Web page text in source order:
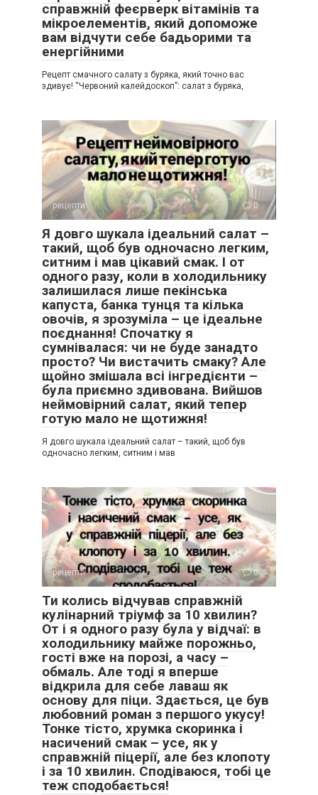
справжній феєрверк вітамінів та
мікроелементів, який допоможе
вам відчути себе бадьорими та
енергійними
Рецепт смачного салату з буряка, який точно вас
здивує! “Червоний калейдоскоп”: салат з буряка,
рецепти 0
Я довго шукала ідеальний салат –
такий, щоб був одночасно легким,
ситним і мав цікавий смак. І от
одного разу, коли в холодильнику
залишилася лише пекінська
капуста, банка тунця та кілька
овочів, я зрозуміла – це ідеальне
поєднання! Спочатку я
сумнівалася: чи не буде занадто
просто? Чи вистачить смаку? Але
щойно змішала всі інгредієнти –
була приємно здивована. Вийшов
неймовірний салат, який тепер
готую мало не щотижня!
Я довго шукала ідеальний салат – такий, щоб був
одночасно легким, ситним і мав
рецепти 0
Ти колись відчував справжній
кулінарний тріумф за 10 хвилин?
От і я одного разу була у відчаї: в
холодильнику майже порожньо,
гості вже на порозі, а часу –
обмаль. Але тоді я вперше
відкрила для себе лаваш як
основу для піци. Здається, це був
любовний роман з першого укусу!
Тонке тісто, хрумка скоринка і
насичений смак – усе, як у
справжній піцерії, але без клопоту
і за 10 хвилин. Сподіваюся, тобі це
теж сподобається!